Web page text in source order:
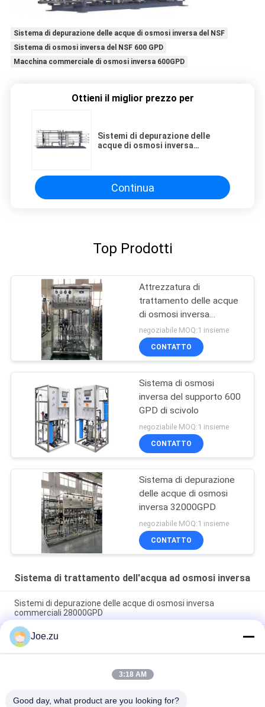
Sistema di depurazione delle acque di osmosi inversa del NSF
Sistema di osmosi inversa del NSF 600 GPD
Macchina commerciale di osmosi inversa 600GPD
Ottieni il miglior prezzo per
Sistemi di depurazione delle
acque di osmosi inversa
Continua
Top Prodotti
Attrezzatura di
trattamento delle acque
di osmosi inversa
10000GPD
negoziabile MOQ:1 insieme
CONTATTO
Sistema di osmosi
inversa del supporto 600
GPD di scivolo
negoziabile MOQ:1 insieme
CONTATTO
Sistema di depurazione
delle acque di osmosi
inversa 32000GPD
negoziabile MOQ:1 insieme
CONTATTO
Sistema di trattamento dell'acqua ad osmosi inversa
Sistemi di depurazione delle acque di osmosi inversa
commerciali 28000GPD
Sistema di depurazione delle acque di osmosi inversa
commerciale 36000GPD
Sistema di trattamento delle acque ad osmosi inversa
intelligente per monitoraggio remoto IoT 100TPD PLC
Joe.zu
3:18 AM
Good day, what product are you looking for?